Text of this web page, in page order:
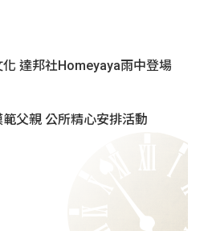
達邦社Homeyaya雨中登場
父親 公所精心安排活動